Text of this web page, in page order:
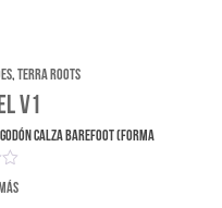
,Terra Roots
v1
Calza Barefoot (forma